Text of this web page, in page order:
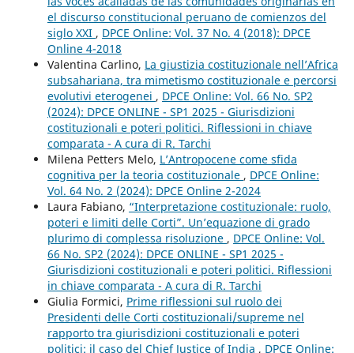
el discurso constitucional peruano de comienzos del
siglo XXI , DPCE Online: Vol. 37 No. 4 (2018): DPCE
Online 4-2018
Valentina Carlino, La giustizia costituzionale nell’Africa
subsahariana, tra mimetismo costituzionale e percorsi
evolutivi eterogenei , DPCE Online: Vol. 66 No. SP2
(2024): DPCE ONLINE - SP1 2025 - Giurisdizioni
costituzionali e poteri politici. Riflessioni in chiave
comparata - A cura di R. Tarchi
Milena Petters Melo, L’Antropocene come sfida
cognitiva per la teoria costituzionale , DPCE Online:
Vol. 64 No. 2 (2024): DPCE Online 2-2024
Laura Fabiano, “Interpretazione costituzionale: ruolo,
poteri e limiti delle Corti”. Un’equazione di grado
plurimo di complessa risoluzione , DPCE Online: Vol.
66 No. SP2 (2024): DPCE ONLINE - SP1 2025 -
Giurisdizioni costituzionali e poteri politici. Riflessioni
in chiave comparata - A cura di R. Tarchi
Giulia Formici, Prime riflessioni sul ruolo dei
Presidenti delle Corti costituzionali/supreme nel
rapporto tra giurisdizioni costituzionali e poteri
politici: il caso del Chief Justice of India , DPCE Online: